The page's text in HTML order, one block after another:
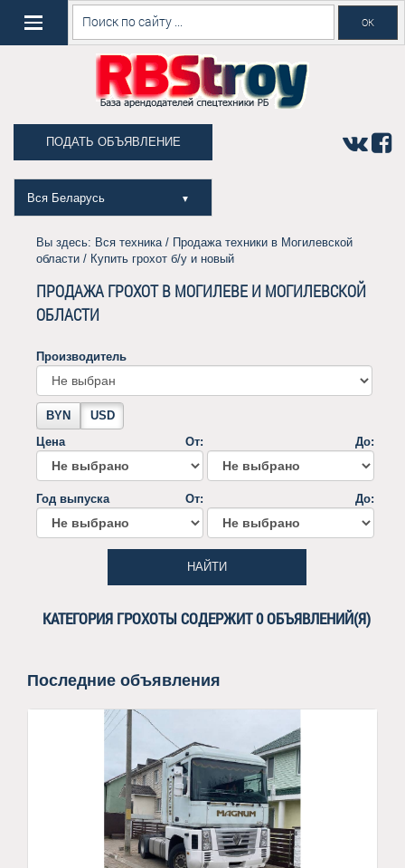
ПОДАТЬ ОБЪЯВЛЕНИЕ
Вся Беларусь ▼
Вы здесь: Вся техника/ Продажа техники в Могилевской
области / Купить грохот б/у и новый
ПРОДАЖА ГРОХОТ В МОГИЛЕВЕ И МОГИЛЕВСКОЙ
ОБЛАСТИ
Производитель
BYN
USD
Цена
От: До:
Год выпуска От: До:
НАЙТИ
КАТЕГОРИЯ ГРОХОТЫ СОДЕРЖИТ 0 ОБЪЯВЛЕНИЙ(Я)
Последние объявления